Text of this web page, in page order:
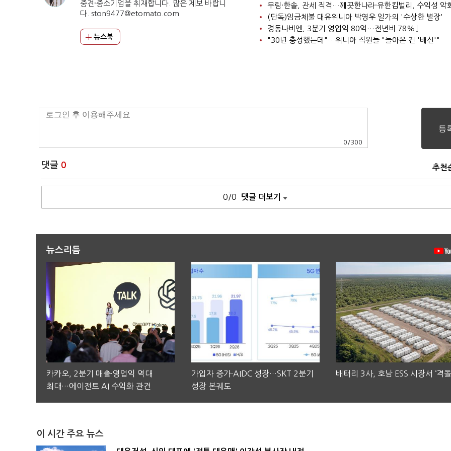
중견·중소기업을 취재합니다. 많은 제보 바랍니
다. ston9477@etomato.com
뉴스북
무림·한솔, 관세 직격…깨끗한나라·유한킴벌리, 수익성 악
(단독)임금체불 대유위니아 박영우 일가의 '수상한 별장'
경동나비엔, 3분기 영업익 80억…전년비 78%↓
"30년 충성했는데"…위니아 직원들 "돌아온 건 '배신'"
0 /300
댓글 0 추천
0/0 댓글 더보기
뉴스리듬
카카오, 2분기 매출·영업익 역대
최대…에이전트 AI 수익화 관건
가입자 증가·AIDC 성장…SKT 2분기
성장 본궤도
배터리 3사, 호남 ESS 시장서 ‘격돌
이 시간 주요 뉴스